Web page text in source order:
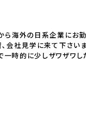
海外の日系企業にお
会社見学に来て下さいま
時的に少しザワザワし